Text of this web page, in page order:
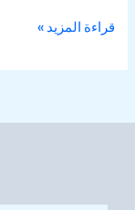
قراءة المزيد »